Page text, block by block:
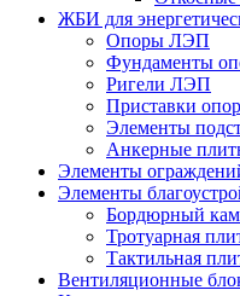
ЖБИ для
Опоры ЛЭП
Фундаменты
Ригели ЛЭП
Приставки
Элементы
Анкерные
Элементы
Элементы
Бордюрный
Тротуарная
Тактильная
Вентиляционные